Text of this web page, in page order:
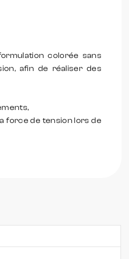
colorée sans
afin de réaliser des
force de tension lors de